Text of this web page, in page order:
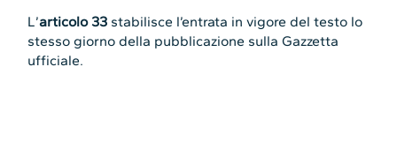
L’articolo 33 stabilisce l’entrata in vigore del testo lo
stesso giorno della pubblicazione sulla Gazzetta
ufficiale.